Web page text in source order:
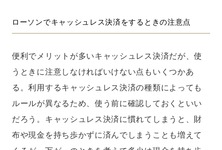
ローソンでキャッシュレス決済をするときの注意点
便利でメリットが多いキャッシュレス決済だが、使
うときに注意しなければいけない点もいくつかあ
る。利用するキャッシュレス決済の種類によっても
ルールが異なるため、使う前に確認しておくといい
だろう。キャッシュレス決済に慣れてしまうと、財
布や現金を持ち歩かずに済んでしまうことも増えて